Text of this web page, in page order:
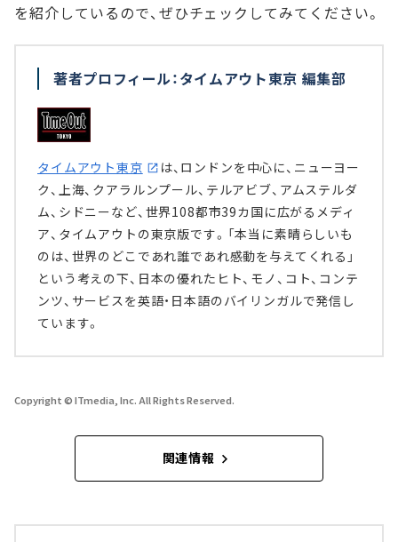
を紹介しているので、ぜひチェックしてみてください。
著者プロフィール：タイムアウト東京 編集部
タイムアウト東京
は、ロンドンを中心に、ニューヨー
ク、上海、クアラルンプール、テルアビブ、アムステルダ
ム、シドニーなど、世界108都市39カ国に広がるメディ
ア、タイムアウトの東京版です。「本当に素晴らしいも
のは、世界のどこであれ誰であれ感動を与えてくれる」
という考えの下、日本の優れたヒト、モノ、コト、コンテ
ンツ、サービスを英語・日本語のバイリンガルで発信し
ています。
Copyright © ITmedia, Inc. All Rights Reserved.
関連情報